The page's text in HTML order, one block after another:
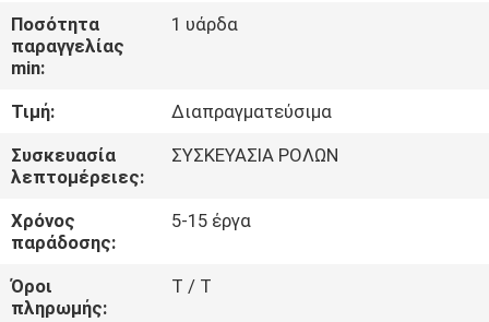
ΠΟΙΌΤΗΤΑΣ
ΜΑΖΊ
ΜΑΣ
ΕΙΔΉΣΕΙΣ
ΥΠΟΘΈΣΕΙΣ
Ποσότητα
παραγγελίας
min:
1 υάρδα
Τιμή:
Διαπραγματεύσιμα
Συσκευασία
λεπτομέρειες:
ΣΥΣΚΕΥΑΣΙΑ ΡΟΛΩΝ
Χρόνος
παράδοσης:
5-15 έργα
Όροι
πληρωμής:
T / T